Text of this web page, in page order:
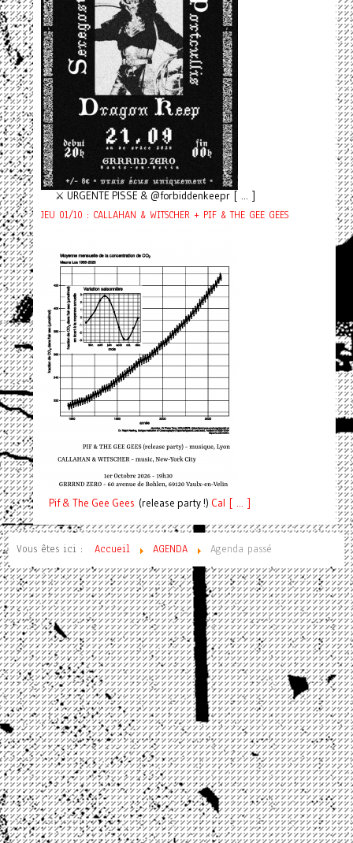
⚔️ URGENTE PISSE & @forbiddenkeepr [ ... ]
JEU 01/10 : CALLAHAN & WITSCHER + PIF & THE GEE GEES
Pif& The Gee Gees (release party !) Cal [ ... ]
Vous êtes ici : Accueil AGENDA Agenda passé